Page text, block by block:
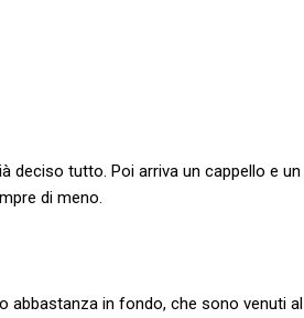
deciso tutto. Poi arriva un cappello e un
di meno.
abbastanza in fondo, che sono venuti al